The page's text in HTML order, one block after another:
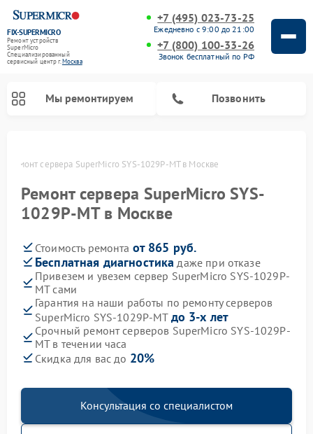
FIX-SUPERMICRO
Ремонт устройств
SuperMicro
Специализированный
cервисный центр г.Москва
+7 (495) 023-73-25
Ежедневно с 9:00 до 21:00
+7 (800) 100-33-26
Звонок бесплатный по РФ
Мы ремонтируем Позвонить
Ремонт сервера SuperMicro SYS-1029P-MT в Москве
Ремонт сервера SuperMicro SYS-
1029P-MT в Москве
Стоимость ремонта от 865 руб.
Бесплатная диагностика даже при отказе
Привезем и увезем сервер SuperMicro SYS-1029P-
MT сами
Гарантия на наши работы по ремонту серверов
SuperMicro SYS-1029P-MT до 3-х лет
Срочный ремонт серверов SuperMicro SYS-1029P-
MT в течении часа
Скидка для вас до 20%
Консультация со специалистом